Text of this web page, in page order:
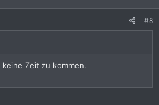
#8
Zeit zu kommen.